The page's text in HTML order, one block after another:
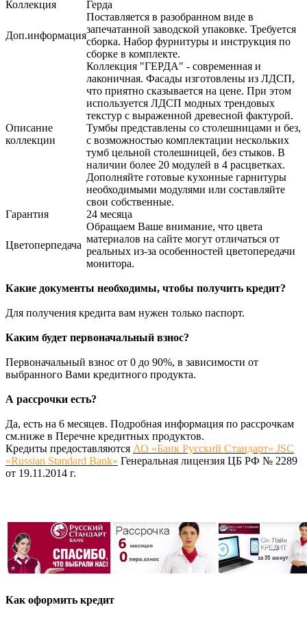
Коллекция Герда
Доп.информация
Поставляется в разобранном виде в
запечатанной заводской упаковке. Требуется
сборка. Набор фурнитуры и инструкция по
сборке в комплекте.
Описание
коллекции
Коллекция "ГЕРДА" - современная и
лаконичная. Фасады изготовлены из ЛДСП,
что приятно сказывается на цене. При этом
используется ЛДСП модных трендовых
текстур с выраженной древесной фактурой.
Тумбы представлены со столешницами и без,
с возможностью комплектации нескольких
тумб цельной столешницей, без стыков. В
наличии более 20 модулей в 4 расцветках.
Дополняйте готовые кухонные гарнитуры
необходимыми модулями или составляйте
свои собственные.
Гарантия
24 месяца
Цветоперпедача
Обращаем Ваше внимание, что цвета
материалов на сайте могут отличаться от
реальных из-за особенностей цветопередачи
монитора.
Какие документы необходимы, чтобы получить кредит?
Для получения кредита вам нужен только паспорт.
Каким будет первоначальный взнос?
Первоначальный взнос от 0 до 90%, в зависимости от
выбранного Вами кредитного продукта.
А рассрочки есть?
Да, есть на 6 месяцев. Подробная информация по рассрочкам
см.ниже в Перечне кредитных продуктов.
Кредиты предоставляются АО «Банк Русский Стандарт» JSC
«Russian Standard Bank» Генеральная лицензия ЦБ РФ № 2289
от 19.11.2014 г.
Как оформить кредит